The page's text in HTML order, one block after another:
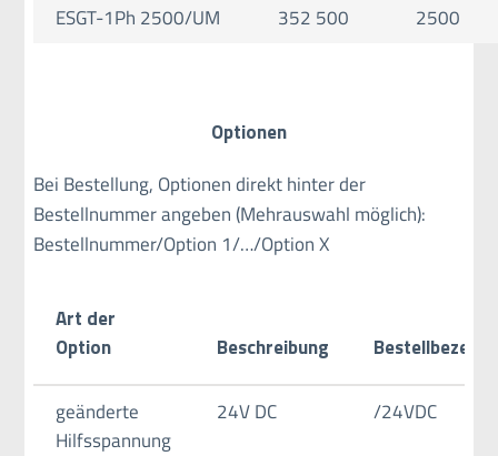
ESGT-1Ph 2500/UM
352 500 2500
Optionen
Bei Bestellung, Optionen direkt hinter der
Bestellnummer angeben (Mehrauswahl möglich):
Bestellnummer/Option 1/…/Option X
Art der
Option
Beschreibung
geänderte
Hilfsspannung
24V DC /24VDC